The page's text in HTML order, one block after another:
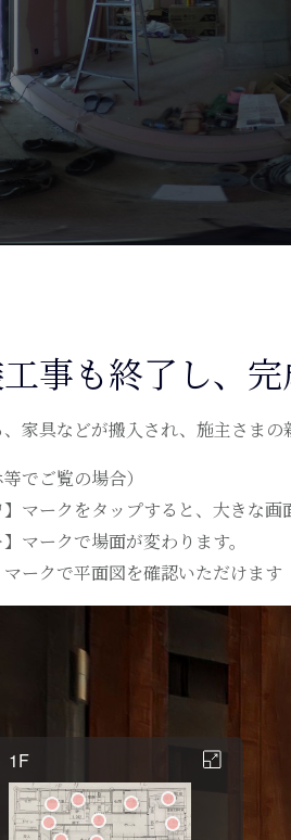
事も終了し、完
、家具などが搬入され、施主さまの
等でご覧の場合）
ークをタップすると、大きな画
マークで場面が変わります。
ークで平面図を確認いただけます